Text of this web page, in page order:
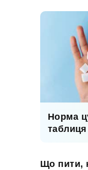
Норма
таблиця
Що пити,